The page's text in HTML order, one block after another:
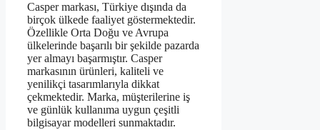
Casper markası, Türkiye dışında da
birçok ülkede faaliyet göstermektedir.
Özellikle Orta Doğu ve Avrupa
ülkelerinde başarılı bir şekilde pazarda
yer almayı başarmıştır. Casper
markasının ürünleri, kaliteli ve
yenilikçi tasarımlarıyla dikkat
çekmektedir. Marka, müşterilerine iş
ve günlük kullanıma uygun çeşitli
bilgisayar modelleri sunmaktadır.